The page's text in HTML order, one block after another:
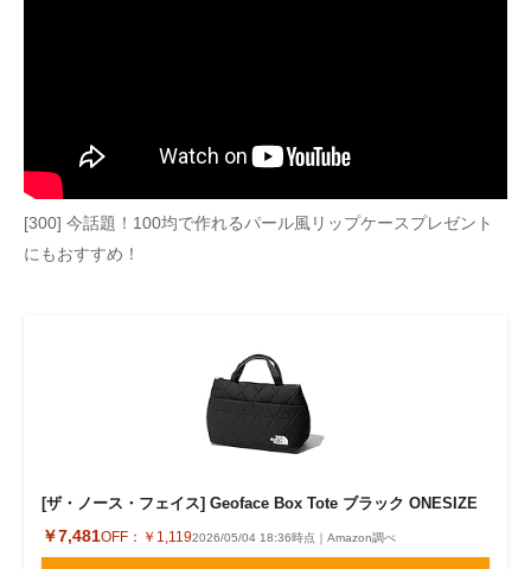
経営リーダーのコミュニティ
マーケ×ITの今がよく分かる
ITエンジニア向け専門サイト
製造業のIT導入・活用を支援
[300] 今話題！100均で作れるパール風リップケースプレゼント
にもおすすめ！
[ザ・ノース・フェイス] Geoface Box Tote ブラック ONESIZE
￥7,481OFF： ￥1,1192026/05/04 18:36時点｜Amazon調べ